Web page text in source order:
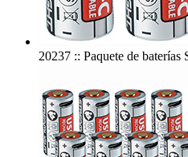
20237 :: Paquete de